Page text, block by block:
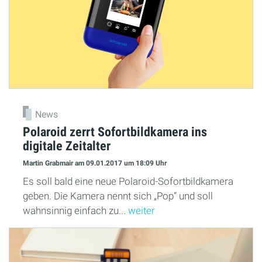
News
Polaroid zerrt Sofortbildkamera ins
digitale Zeitalter
Martin Grabmairam 09.01.2017 um 18:09 Uhr
Es soll bald eine neue Polaroid-Sofortbildkamera
geben. Die Kamera nennt sich „Pop“ und soll
wahnsinnig einfach zu... weiter